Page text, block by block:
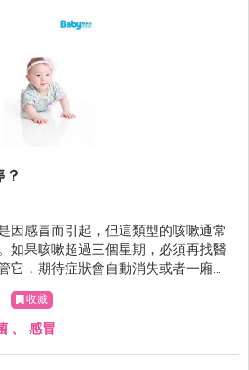
因感冒而引起，但這類型的咳嗽通常
如果咳嗽超過三個星期，必須再找醫
它，期待症狀會自動消失或者一廂情
收藏
、 感冒